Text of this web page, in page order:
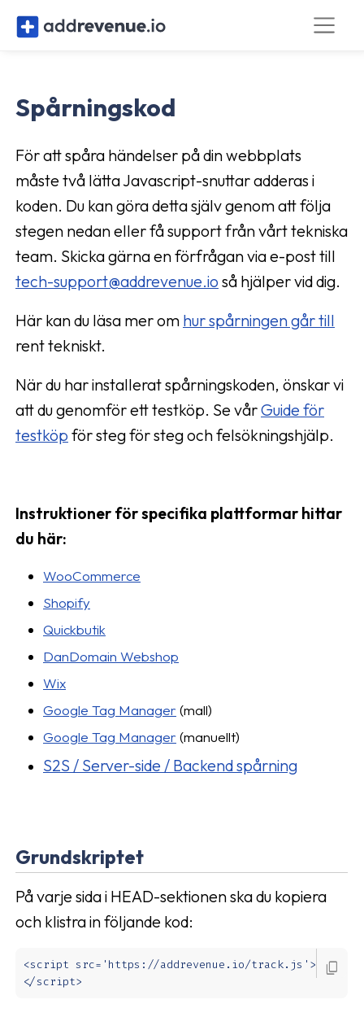
Spårningskod
För att spåra händelser på din webbplats
måste två lätta Javascript-snuttar adderas i
koden. Du kan göra detta själv genom att följa
stegen nedan eller få support från vårt tekniska
team. Skicka gärna en förfrågan via e-post till
tech-support@addrevenue.io så hjälper vid dig.
Här kan du läsa mer om hur spårningen går till
rent tekniskt.
När du har installerat spårningskoden, önskar vi
att du genomför ett testköp. Se vårGuide för
testköp för steg för steg och felsökningshjälp.
Instruktioner för specifika plattformar hittar
du här:
WooCommerce
Shopify
Quickbutik
DanDomain Webshop
Wix
Google Tag Manager (mall)
Google Tag Manager (manuellt)
S2S / Server-side / Backend spårning
Grundskriptet
På varje sida i HEAD-sektionen ska du kopiera
och klistra in följande kod:
<script src='https://addrevenue.io/track.js'>
</script>
content_copy